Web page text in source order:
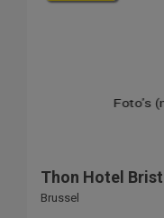
Thon Hotel
Brussel